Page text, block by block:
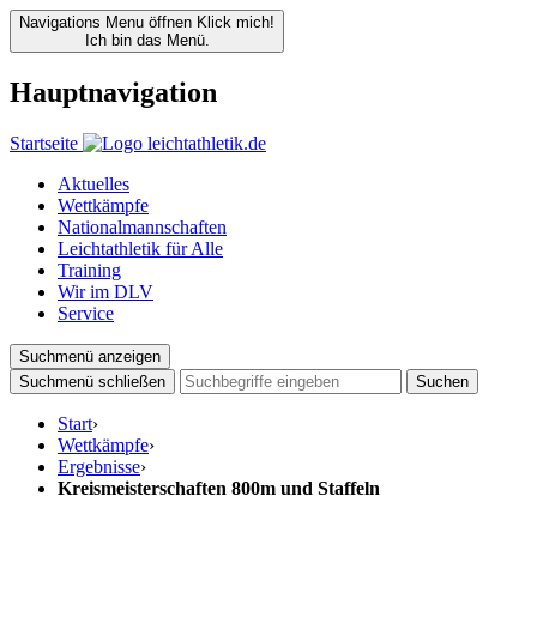
Navigations Menu öffnen Klick mich!
Ich bin das Menü.
Hauptnavigation
Startseite
Aktuelles
Wettkämpfe
Nationalmannschaften
Leichtathletik für Alle
Training
Wir im DLV
Service
Suchmenü anzeigen
Suchmenü schließen
Suchen
Start›
Wettkämpfe›
Ergebnisse›
Kreismeisterschaften 800m und Staffeln